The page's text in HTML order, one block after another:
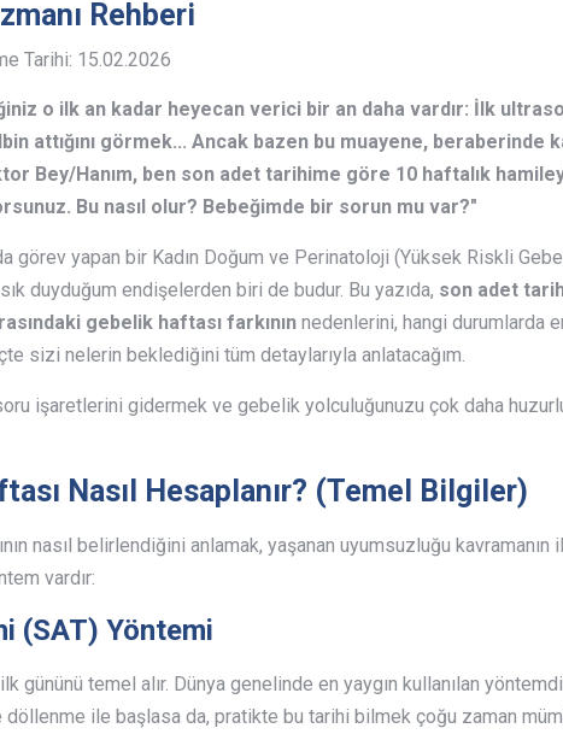
Rehberi
Tarihi: 15.02.2026
o ilk an kadar heyecan verici bir an daha vardır: İlk
attığını görmek... Ancak bazen bu muayene, beraberinde
Bey/Hanım, ben son adet tarihime göre 10 haftalık
Bu nasıl olur? Bebeğimde bir sorun mu var?"
görev yapan bir Kadın Doğum ve Perinatoloji (Yüksek Riskli
duyduğum endişelerden biri de budur. Bu yazıda, son adet
gebelik haftası farkının nedenlerini, hangi durumlarda
sizi nelerin beklediğini tüm detaylarıyla anlatacağım.
işaretlerini gidermek ve gebelik yolculuğunuzu çok daha
Nasıl Hesaplanır? (Temel Bilgiler)
nasıl belirlendiğini anlamak, yaşanan uyumsuzluğu kavramanın
vardır:
(SAT) Yöntemi
gününü temel alır. Dünya genelinde en yaygın kullanılan
döllenme ile başlasa da, pratikte bu tarihi bilmek çoğu zaman